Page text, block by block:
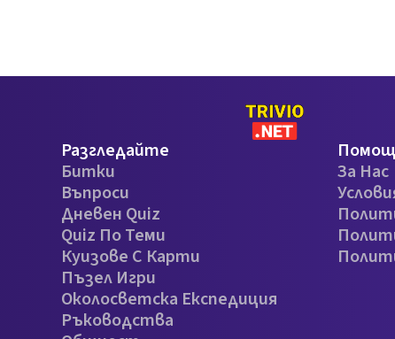
Разгледайте
Битки
Въпроси
Дневен Quiz
Quiz По Теми
Куизове С Карти
Пъзел Игри
Околосветска Експедиция
Ръководства
Помощ
За Нас